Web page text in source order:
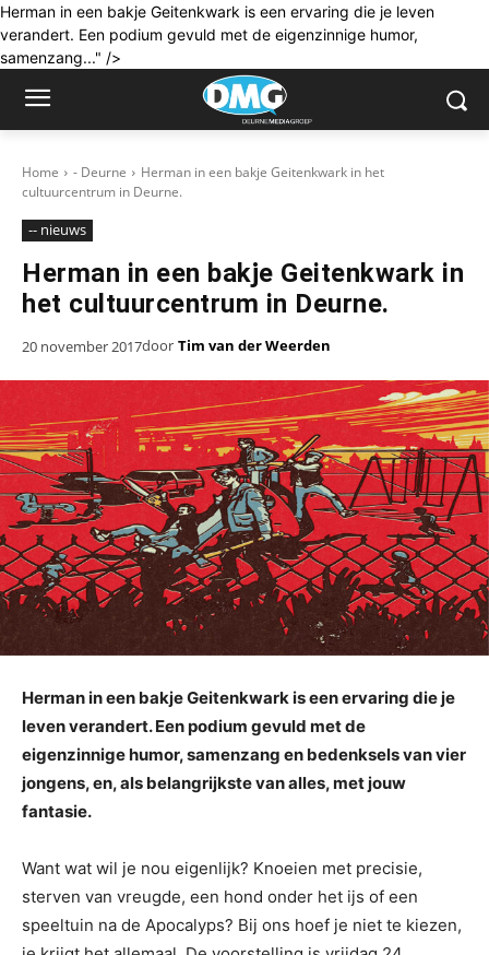
Herman in een bakje Geitenkwark is een ervaring die je leven
verandert. Een podium gevuld met de eigenzinnige humor,
samenzang..." />
Home - Deurne
Herman in een bakje Geitenkwark in het
cultuurcentrum in Deurne.
-- nieuws
Herman in een bakje Geitenkwark in
het cultuurcentrum in Deurne.
20 november 2017door Tim van der Weerden
Herman in een bakje Geitenkwark is een ervaring die je
leven verandert. Een podium gevuld met de
eigenzinnige humor, samenzang en bedenksels van vier
jongens, en, als belangrijkste van alles, met jouw
fantasie.
Want wat wil je nou eigenlijk? Knoeien met precisie,
sterven van vreugde, een hond onder het ijs of een
speeltuin na de Apocalyps? Bij ons hoef je niet te kiezen,